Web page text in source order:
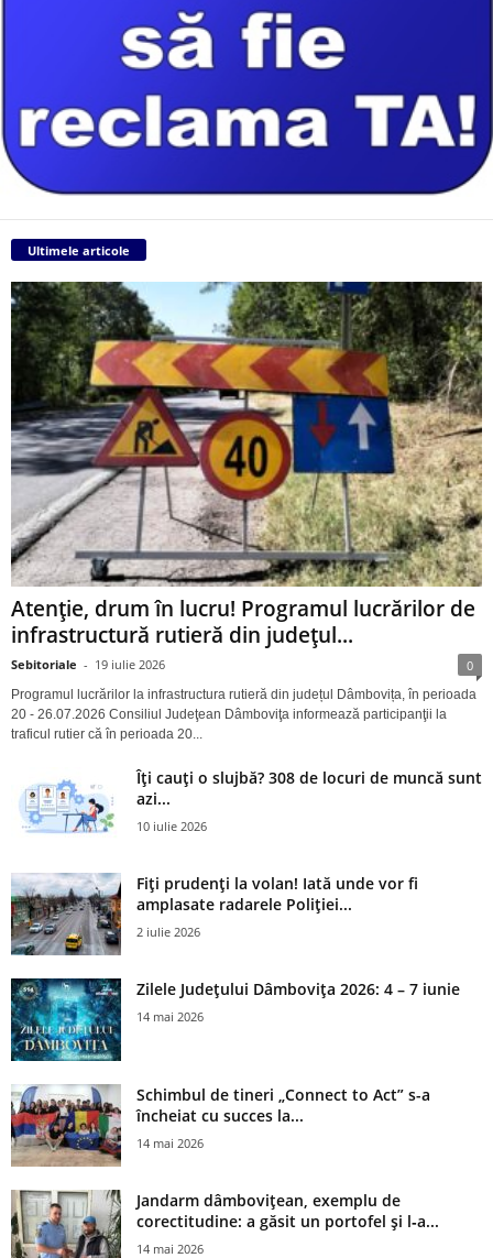
Ultimele articole
Atenție, drum în lucru! Programul lucrărilor de
infrastructură rutieră din județul...
Sebitoriale - 19 iulie 2026 0
Programul lucrărilor la infrastructura rutieră din județul Dâmbovița, în perioada
20 - 26.07.2026 Consiliul Judeţean Dâmboviţa informează participanţii la
traficul rutier că în perioada 20...
Îți cauți o slujbă? 308 de locuri de muncă sunt
azi...
10 iulie 2026
Fiți prudenți la volan! Iată unde vor fi
amplasate radarele Poliției...
2 iulie 2026
Zilele Județului Dâmbovița 2026: 4 – 7 iunie
14 mai 2026
Schimbul de tineri „Connect to Act” s-a
încheiat cu succes la...
14 mai 2026
Jandarm dâmbovițean, exemplu de
corectitudine: a găsit un portofel și l‑a...
14 mai 2026